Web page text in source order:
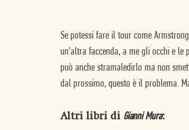
Se potessi fare il tour come
un'altra faccenda, a me gli occhi e le
può anche stramaledirlo ma non
dal prossimo, questo è il problema.
Altri libri di Gianni Mura: